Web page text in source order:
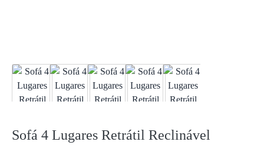
Sofá 4 Lugares Retrátil Reclinável